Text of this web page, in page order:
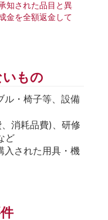
知された品目と異
金を全額返金して
もの
ル・椅子等、設備
消耗品費)、研修
ど
入された用具・機